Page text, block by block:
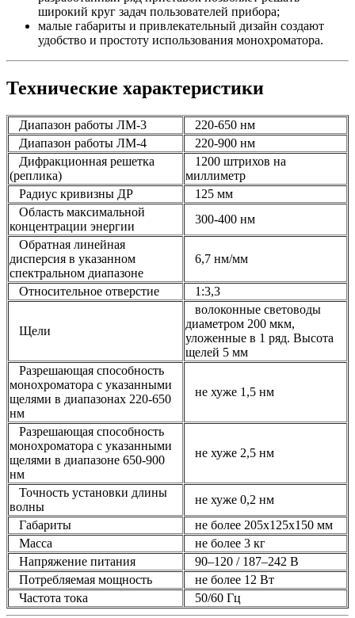
широкий круг задач пользователей прибора;
малые габариты и привлекательный дизайн создают
удобство и простоту использования монохроматора.
Технические характеристики
Диапазон работы ЛМ-3
220-650 нм
Диапазон работы ЛМ-4
220-900 нм
Дифракционная решетка
(реплика)
1200 штрихов на
миллиметр
Радиус кривизны ДР
125 мм
Область максимальной
концентрации энергии
300-400 нм
Обратная линейная
дисперсия в указанном
спектральном диапазоне
6,7 нм/мм
Относительное отверстие 1:3,3
Щели
волоконные световоды
диаметром 200 мкм,
уложенные в 1 ряд. Высота
щелей 5 мм
Разрешающая способность
монохроматора с указанными
щелями в диапазонах 220-650
нм
не хуже 1,5 нм
Разрешающая способность
монохроматора с указанными
щелями в диапазоне 650-900
нм
не хуже 2,5 нм
Точность установки длины
волны
не хуже 0,2 нм
Габариты
не более 205х125х150 мм
Масса
не более 3 кг
Напряжение питания
90–120 / 187–242 В
Потребляемая мощность
не более 12 Вт
Частота тока
50/60 Гц